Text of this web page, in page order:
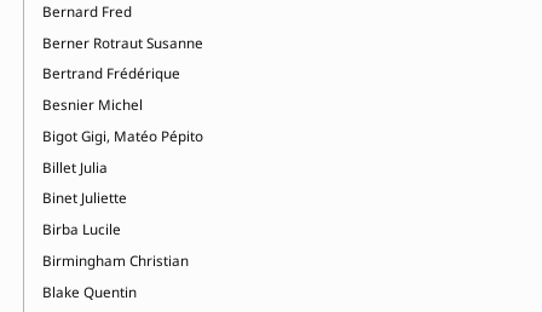
Bernard Fred
Berner Rotraut Susanne
Bertrand Frédérique
Besnier Michel
Bigot Gigi, Matéo Pépito
Billet Julia
Binet Juliette
Birba Lucile
Birmingham Christian
Blake Quentin